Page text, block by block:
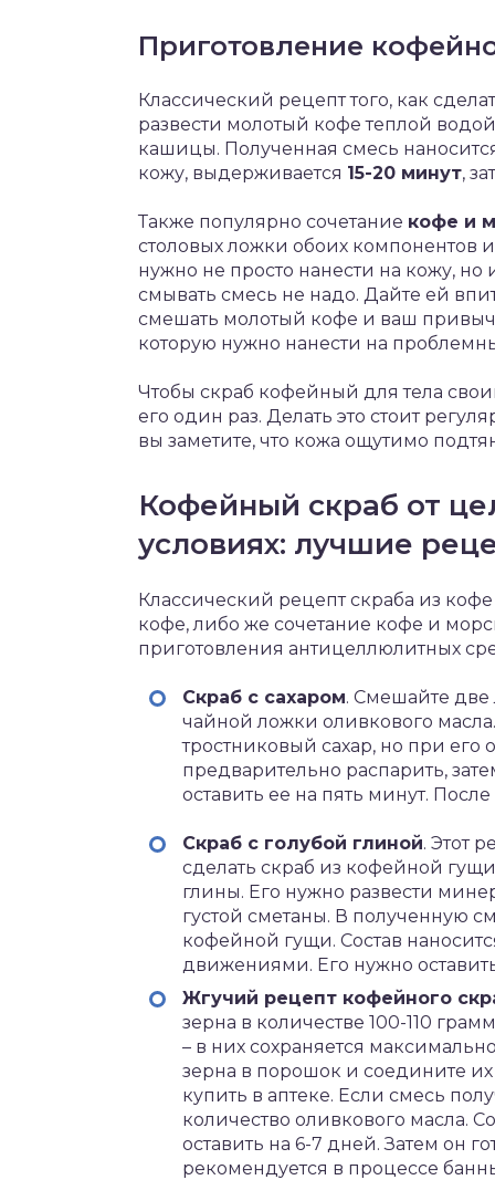
Приготовление
Классический рецепт того, как
развести молотый кофе теплой
кашицы. Полученная смесь
кожу, выдерживается 15-20 минут,
Также популярно сочетание кофе и
столовых ложки обоих компонентов
нужно не просто нанести на кожу, но
смывать смесь не надо. Дайте ей
смешать молотый кофе и ваш
которую нужно нанести на
Чтобы скраб кофейный для тела
его один раз. Делать это стоит
вы заметите, что кожа ощутимо
Кофейный скраб от
условиях: лучшие
Классический рецепт скраба из
кофе, либо же сочетание кофе и
приготовления антицеллюлитных
Скраб с сахаром. Смешайте две
чайной ложки оливкового
тростниковый сахар, но при
предварительно распарить,
оставить ее на пять минут.
Скраб с голубой глиной. Этот
сделать скраб из кофейной
глины. Его нужно развести
густой сметаны. В полученную
кофейной гущи. Состав
движениями. Его нужно
Жгучий рецепт кофейного
зерна в количестве 100-110
– в них сохраняется
зерна в порошок и соедините
купить в аптеке. Если смесь
количество оливкового масла.
оставить на 6-7 дней. Затем он
рекомендуется в процессе